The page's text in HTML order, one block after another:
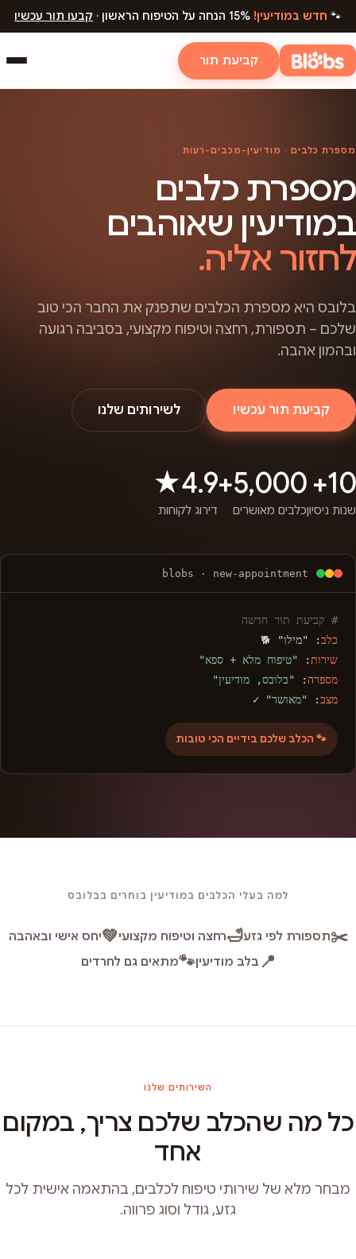
🐾 חדש במודיעין! קבעו תור עכשיו
קביעת תור
מספרת כלבים · מודיעין-מכבים-רעות
מספרת כלבים
במודיעין שאוהבים
לחזור אליה.
בלובס היא מספרת הכלבים שתפנק את החבר הכי טוב
שלכם – תספורת, רחצה וטיפוח מקצועי, בסביבה רגועה
ובהמון אהבה.
קביעת תור עכשיו לשירותים שלנו
10+
שנות ניסיון
5,000+
כלבים מאושרים
4.9★
דירוג לקוחות
blobs · new-appointment
# קביעת תור חדשה
כלב: "מילו" 🐕
שירות : "טיפוח מלא + ספא"
מספרה: "בלובס, מודיעין"
מצב: "מאושר" ✓
🐾 הכלב שלכם בידיים הכי טובות
למה בעלי הכלבים במודיעין בוחרים בבלובס
✂️תספורת לפי גזע🛁רחצה וטיפוח מקצועי💚יחס אישי ובאהבה
📍 בלב מודיעין🐾מתאים גם לחרדים
השירותים שלנו
כל מה שהכלב שלכם צריך, במקום
אחד
מבחר מלא של שירותי טיפוח לכלבים, בהתאמה אישית לכל
גזע, גודל וסוג פרווה.